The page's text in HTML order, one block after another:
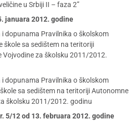
u Srbiji II – faza 2”
januara 2012. godine
dopunama Pravilnika o školskom
škole sa sedištem na teritoriji
Vojvodine za školsku 2011/2012.
dopunama Pravilnika o školskom
sa sedištem na teritoriji Autonomne
školsku 2011/2012. godinu
5/12 od 13. februara 2012. godine